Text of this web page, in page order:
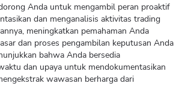
Anda untuk mengambil peran proaktif
dan menganalisis aktivitas trading
meningkatkan pemahaman Anda
dan proses pengambilan keputusan Anda
bahwa Anda bersedia
dan upaya untuk mendokumentasikan
wawasan berharga dari